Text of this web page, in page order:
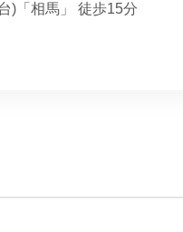
)「相馬」 徒歩15分